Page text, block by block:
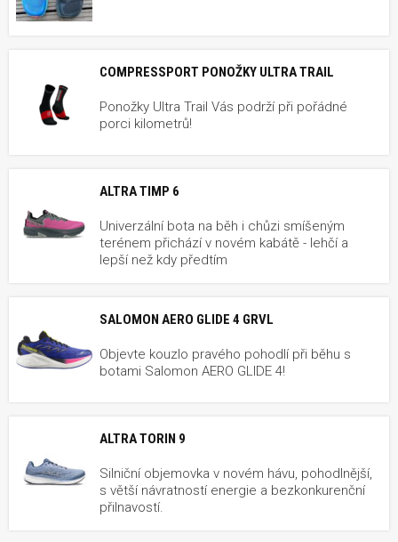
COMPRESSPORT PONOŽKY ULTRA TRAIL
Ponožky Ultra Trail Vás podrží při pořádné
porci kilometrů!
ALTRA TIMP 6
Univerzální bota na běh i chůzi smíšeným
terénem přichází v novém kabátě - lehčí a
lepší než kdy předtím
SALOMON AERO GLIDE 4 GRVL
Objevte kouzlo pravého pohodlí při běhu s
botami Salomon AERO GLIDE 4!
ALTRA TORIN 9
Silniční objemovka v novém hávu, pohodlnější,
s větší návratností energie a bezkonkurenční
přilnavostí.